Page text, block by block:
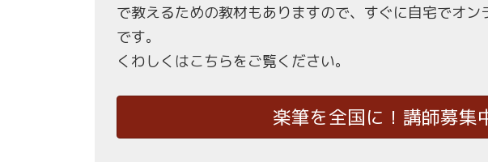
で教えるための教材もありますので、すぐに自宅でオ
です。
くわしくはこちらをご覧ください。
楽筆を全国に！講師募集